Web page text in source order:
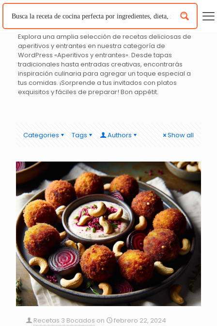
Explora una amplia selección de recetas deliciosas de
aperitivos y entrantes en nuestra categoría de
WordPress «Aperitivos y entrantes». Desde tapas
tradicionales hasta entradas creativas, encontrarás
inspiración culinaria para agregar un toque especial a
tus comidas. ¡Sorprende a tus invitados con platos
exquisitos y fáciles de preparar! Bon appétit.
Categories Tags Authors Show all
Recetas 3 Bocados on
febrero 22, 2024